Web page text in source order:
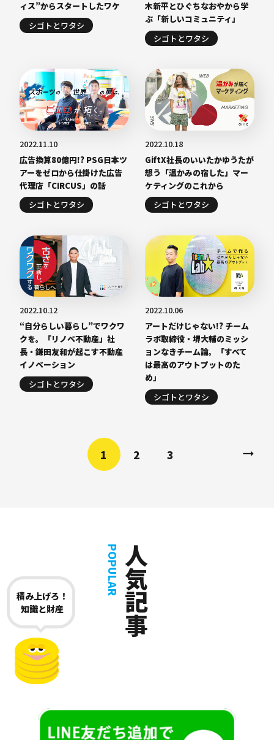
ィス”からスタートしたワケ
シゴトとワタシ
木新平とひぐちなおやから学
ぶ「新しいコミュニティ」
シゴトとワタシ
2022.11.10
広告換算80億円!? PSG日本ツ
アーをゼロから仕掛けた広告
代理店「CIRCUS」の話
シゴトとワタシ
2022.10.18
GiftX社長のいいたかゆうたが
想う「温かみの宿した」マー
ケティングのこれから
シゴトとワタシ
2022.10.12
“自分らしい暮らし”でワクワ
クを。「リノベ不動産」社
長・鎌田友和が起こす不動産
イノベーション
シゴトとワタシ
2022.10.06
アートだけじゃない!? チーム
ラボ取締役・堺大輔のミッシ
ョンなきチーム論。「すべて
は最高のアウトプットのた
め」
シゴトとワタシ
1 2 3
人気記事
POPULAR
積み上げろ！
知識と財産